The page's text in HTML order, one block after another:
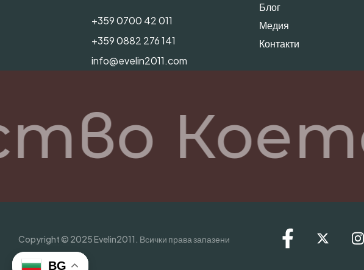
+359 0700 42 011
+359 0882 276 141
info@evelin2011.com
Блог
Медия
Контакти
Copyright © 2025 Evelin2011. Всички права запазени
BG